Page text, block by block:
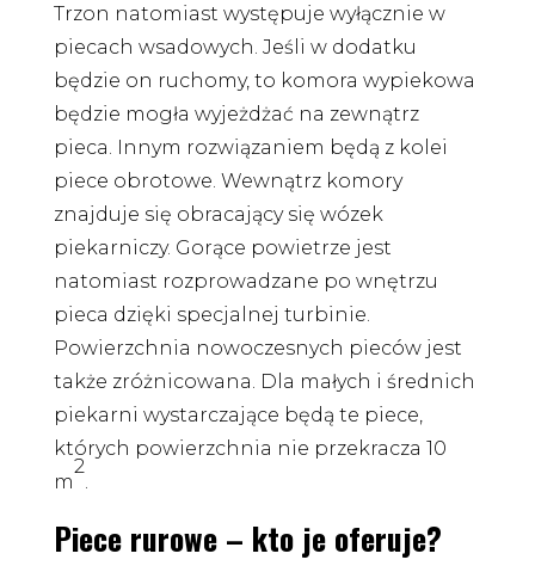
Trzon natomiast występuje wyłącznie w
piecach wsadowych. Jeśli w dodatku
będzie on ruchomy, to komora wypiekowa
będzie mogła wyjeżdżać na zewnątrz
pieca. Innym rozwiązaniem będą z kolei
piece obrotowe. Wewnątrz komory
znajduje się obracający się wózek
piekarniczy. Gorące powietrze jest
natomiast rozprowadzane po wnętrzu
pieca dzięki specjalnej turbinie.
Powierzchnia nowoczesnych pieców jest
także zróżnicowana. Dla małych i średnich
piekarni wystarczające będą te piece,
których powierzchnia nie przekracza 10
m
2
.
Piece rurowe – kto je oferuje?